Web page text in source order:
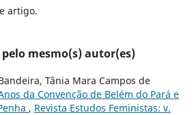
artigo.
mesmo(s) autor(es)
Tânia Mara Campos de
da Convenção de Belém do Pará e
, Revista Estudos Feministas: v.